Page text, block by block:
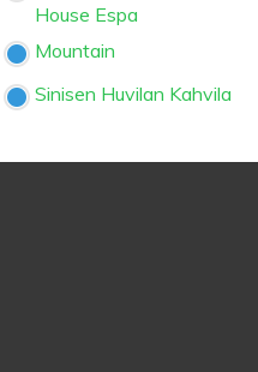
House Espa
Mountain
Sinisen Huvilan Kahvila